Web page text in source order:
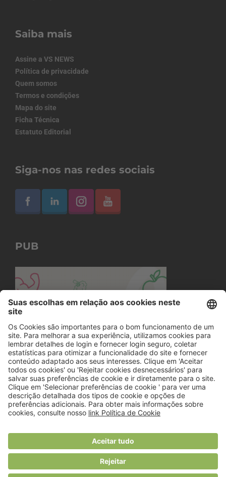
Saiba mais
Assine a VS NEWS
Política de privacidade
Quem somos
Termos e condições
Mapa do site
Ficha Técnica
Estatuto Editorial
Siga-nos nas redes sociais
PUB
© 2018 Viver Saudável
O portal dos profissionais de nutrição